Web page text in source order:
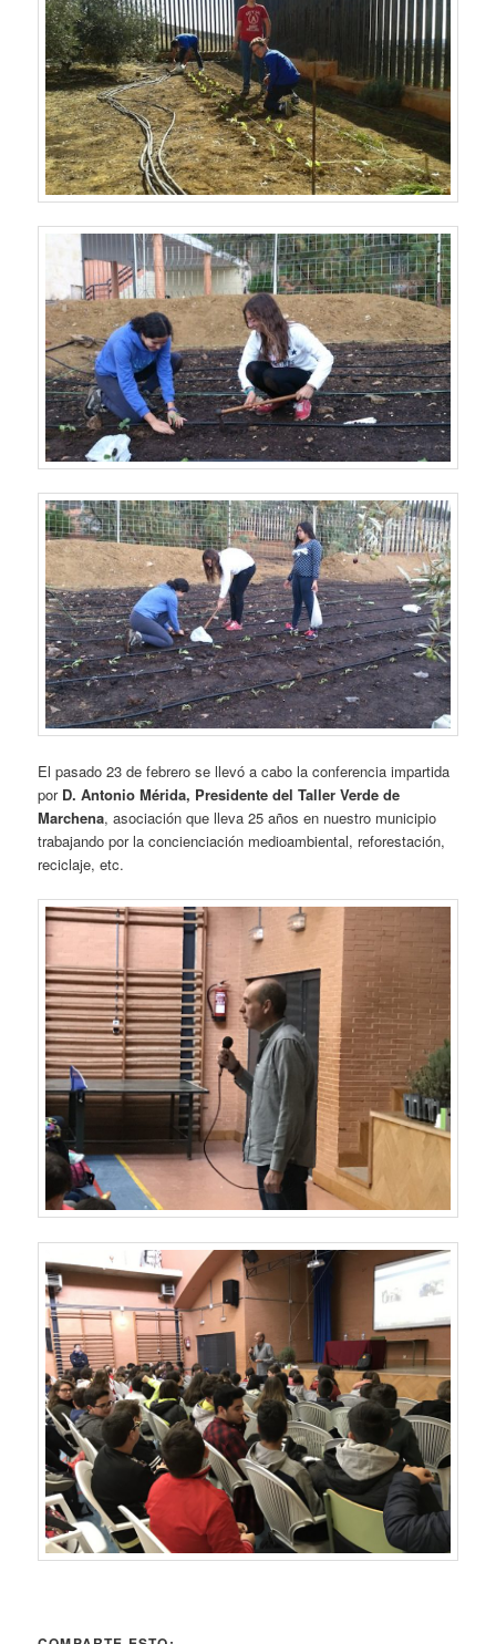
El pasado 23 de febrero se llevó a cabo la conferencia impartida
porD. Antonio Mérida, Presidente del Taller Verde de
Marchena, asociación que lleva 25 años en nuestro municipio
trabajando por la concienciación medioambiental, reforestación,
reciclaje, etc.